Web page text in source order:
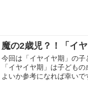
魔の2歳児？！「イ
今回は「イヤイヤ期」の子
「イヤイヤ期」は子ども
よいか参考になれば幸いで